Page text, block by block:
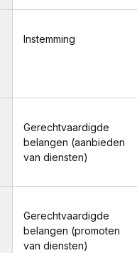
Instemming
Gerechtvaardigde
belangen (aanbieden
van diensten)
Gerechtvaardigde
belangen (promoten
van diensten)